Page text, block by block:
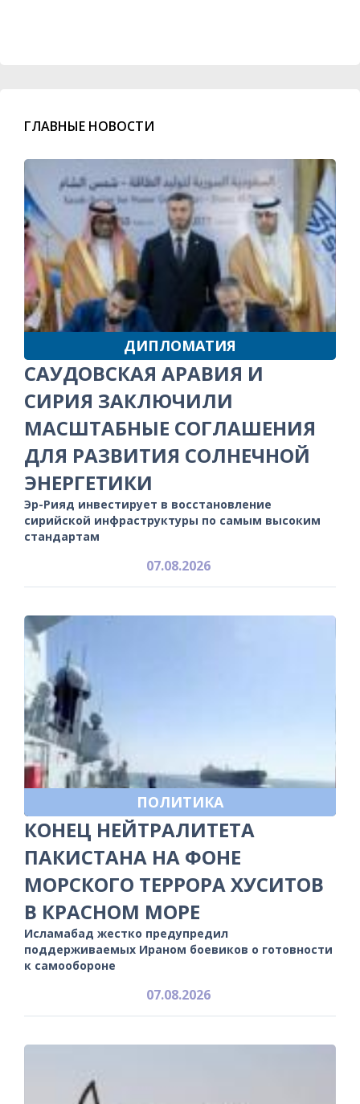
ГЛАВНЫЕ НОВОСТИ
ДИПЛОМАТИЯ
САУДОВСКАЯ АРАВИЯ И
СИРИЯ ЗАКЛЮЧИЛИ
МАСШТАБНЫЕ СОГЛАШЕНИЯ
ДЛЯ РАЗВИТИЯ СОЛНЕЧНОЙ
ЭНЕРГЕТИКИ
Эр-Рияд инвестирует в восстановление
сирийской инфраструктуры по самым высоким
стандартам
07.08.2026
ПОЛИТИКА
КОНЕЦ НЕЙТРАЛИТЕТА
ПАКИСТАНА НА ФОНЕ
МОРСКОГО ТЕРРОРА ХУСИТОВ
В КРАСНОМ МОРЕ
Исламабад жестко предупредил
поддерживаемых Ираном боевиков о готовности
к самообороне
07.08.2026